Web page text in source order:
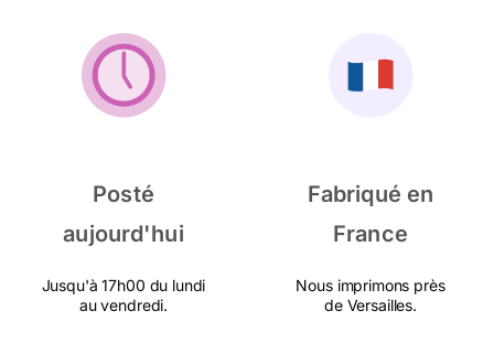
Posté
aujourd'hui
Jusqu'à 17h00 du lundi
au vendredi.
Fabriqué en
France
Nous imprimons près
de Versailles.